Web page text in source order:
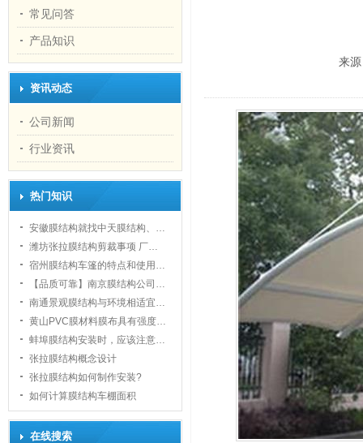
1
常见问答
产品知识
资讯动态
公司新闻
行业资讯
热门知识
安徽膜结构就找中天膜结构、…
潍坊张拉膜结构剪裁事项 厂…
宿州膜结构车篷的特点和使用…
【品质可靠】南京膜结构公司…
南通景观膜结构与环境相适宜…
黄山PVC膜材料膜布具有强度…
蚌埠膜结构安装时，应该注意…
张拉膜结构概念设计
张拉膜结构如何制作安装?
如何计算膜结构车棚面积
在线搜索
来